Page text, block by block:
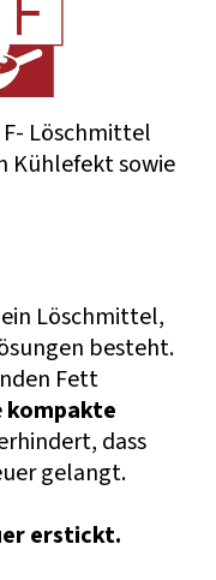
F- Löschmittel
Kühlefekt sowie
Löschmittel,
besteht.
Fett
kompakte
dass
gelangt.
erstickt.